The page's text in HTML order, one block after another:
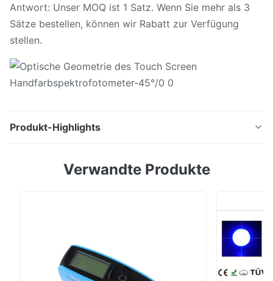
Antwort: Unser MOQ ist 1 Satz. Wenn Sie mehr als 3
Sätze bestellen, können wir Rabatt zur Verfügung
stellen.
Produkt-Highlights
tragbare des Spektrofotometer-NS800 mit 8mm
macht, die freundliche Schnittstelle ziemlich. Eleganter
Verwandte Produkte